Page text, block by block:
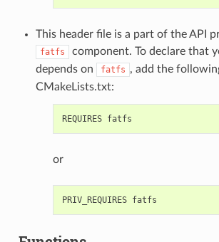
This header file is a part of the API
fatfs
component. To declare that
depends on
fatfs , add the
CMakeLists.txt:
or